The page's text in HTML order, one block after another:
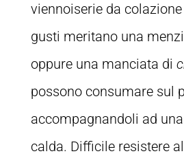
viennoiserie da colazione
gusti meritano una
oppure una manciata di
possono consumare sul
accompagnandoli ad
calda. Difficile resistere